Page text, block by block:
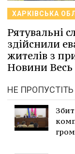
ХАРКІВСЬКА
Рятувальні
здійснили
жителів з
Новини Весь
НЕ ПРОПУСТІТЬ